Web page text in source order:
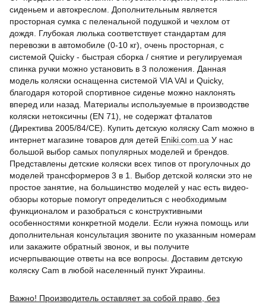
сиденьем и автокреслом. Дополнительным является
просторная сумка с пеленальной подушкой и чехлом от
дождя. Глубокая люлька соответствует стандартам для
перевозки в автомобиле (0-10 кг), очень просторная, с
системой Quicky - быстрая сборка / снятие и регулируемая
спинка ручки можно установить в 3 положения. Данная
модель коляски оснащенна системой VIA VAI и Quicky,
благодаря которой спортивное сиденье можно наклонять
вперед или назад. Материалы используемые в производстве
коляски нетоксичны (EN 71), не содержат фталатов
(Директива 2005/84/CE). Купить детскую коляску Cam можно в
интернет магазине товаров для детей Eniki.com.ua У нас
большой выбор самых популярных моделей и брендов.
Представлены детские коляски всех типов от прогулочных до
моделей трансформеров 3 в 1. Выбор детской коляски это не
простое занятие, на большинство моделей у нас есть видео-
обзоры которые помогут определиться с необходимым
функционалом и разобраться с конструктивными
особенностями конкретной модели. Если нужна помощь или
дополнительная консультация звоните по указанным номерам
или закажите обратный звонок, и вы получите
исчерпывающие ответы на все вопросы. Доставим детскую
коляску Cam в любой населенный пункт Украины.
Важно! Производитель оставляет за собой право, без